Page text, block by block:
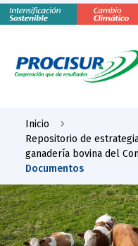
Inicio
Repositorio de
ganadería bovina del
Documentos